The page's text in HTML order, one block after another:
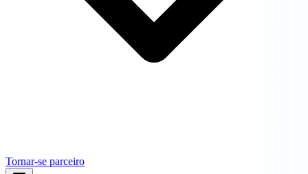
Tornar-se parceiro